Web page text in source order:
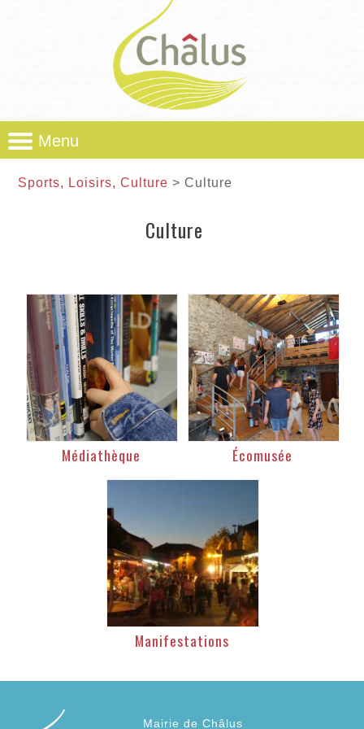
Menu
Sports, Loisirs, Culture > Culture
Culture
Médiathèque Écomusée
Manifestations
Mairie de Châlus